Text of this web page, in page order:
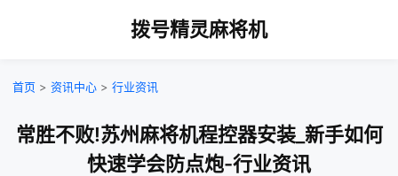
拨号精灵麻将机
首页 > 资讯中心 > 行业资讯
常胜不败!苏州麻将机程控器安装_新手如何
快速学会防点炮-行业资讯